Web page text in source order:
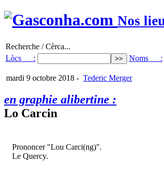
Nos
Recherche / Cèrca...
Lòcs :
Noms :
mardi 9 octobre 2018 - Tederic Merger
en graphie alibertine :
Lo Carcin
Prononcer "Lou Carci(ng)".
Le Quercy.